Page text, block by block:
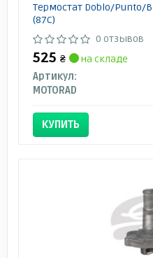
Термостат Doblo/Punto/
(87C)
0 отзывов
525 ₴
на складе
Артикул:
MOTORAD
КУПИТЬ